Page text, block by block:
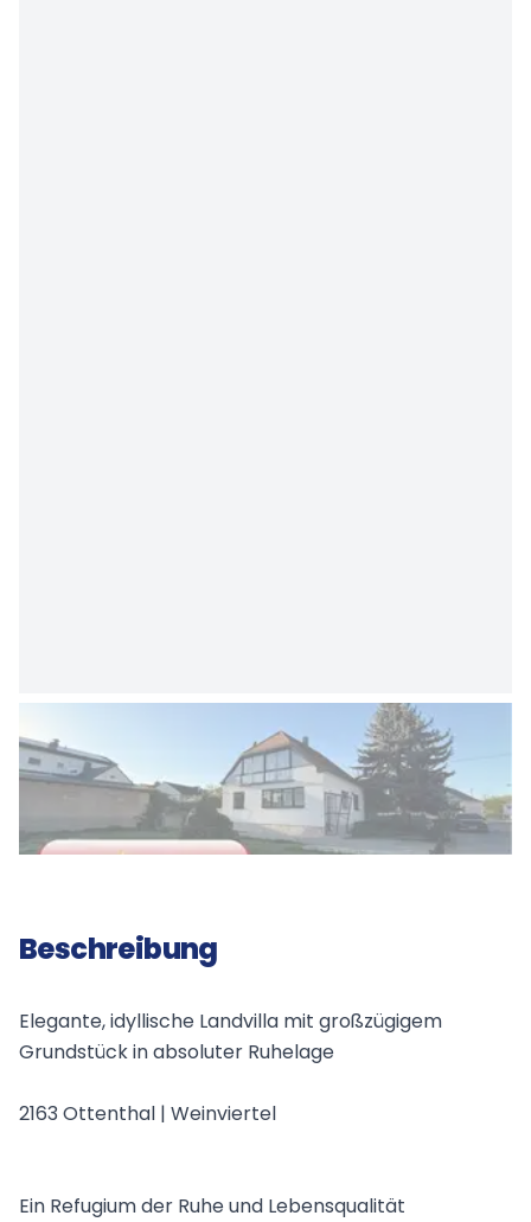
Beschreibung
Elegante, idyllische Landvilla mit großzügigem
Grundstück in absoluter Ruhelage
2163 Ottenthal | Weinviertel
Ein Refugium der Ruhe und Lebensqualität